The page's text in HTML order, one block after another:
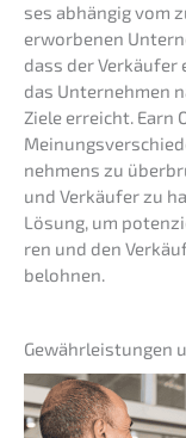
ses abhän­gig vom
erwor­be­nen
dass der
das Unter­neh­men
Ziele erreicht. Earn
neh­mens zu
und Verkäu­fer zu
Lösung, um
ren und den
belohnen.
Gewähr­leis­tun­gen